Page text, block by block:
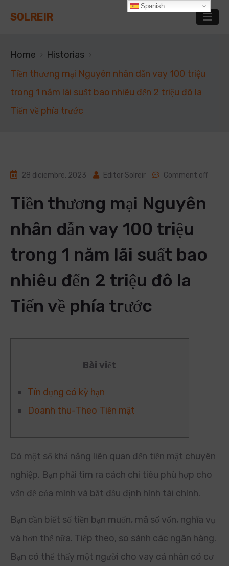
SOLREIR
Home
Historias
Tiền thương mại Nguyên nhân dẫn vay 100 triệu
trong 1 năm lãi suất bao nhiêu đến 2 triệu đô la
Tiến về phía trước
28 diciembre, 2023 Editor Solreir Comment off
Tiền thương mại Nguyên
nhân dẫn vay 100 triệu
trong 1 năm lãi suất bao
nhiêu đến 2 triệu đô la
Tiến về phía trước
Bài viết
Tín dụng có kỳ hạn
Doanh thu-Theo Tiền mặt
Có một số khả năng liên quan đến tiền mặt chuyên
nghiệp. Bạn phải tìm ra cách chi tiêu phù hợp cho
vấn đề của mình và bắt đầu định hình tài chính.
Bạn cần biết số tiền bạn muốn, mã số vốn, nghĩa vụ
và hơn thế nữa. Tiếp theo, so sánh các ngân hàng.
Bạn có thể thấy một người cho vay cá nhân có cơ
Spanish